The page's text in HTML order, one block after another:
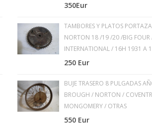
350Eur
TAMBORES Y PLATOS
NORTON 18 /19 /20 /BIG FOUR
INTERNATIONAL / 16H 1931 A
250 Eur
BUJE TRASERO 8 PULGADAS
BROUGH / NORTON /
MONGOMERY / OTRAS
550 Eur